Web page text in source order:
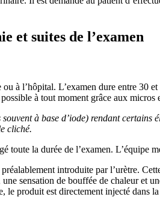
et suites de l’examen
à l’hôpital. L’examen dure entre 30
à tout moment grâce aux micros
à base d’iode) rendant
cliché.
toute la durée de l’examen. L’équipe
introduite par l’urètre.
sensation de bouffée de chaleur et
produit est directement injecté dans